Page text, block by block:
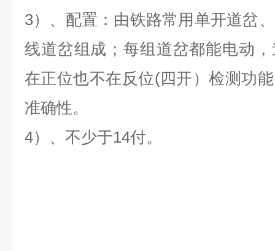
3）、配置：由铁路常用单开道岔
线道岔组成；每组道岔都能电动
在正位也不在反位(四开）检测功
准确性。
4）、不少于14付。